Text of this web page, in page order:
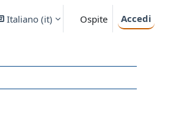
Italiano ‎(it)‎ Ospite Accedi